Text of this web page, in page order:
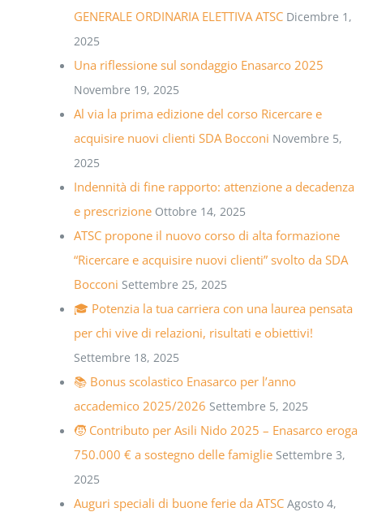
GENERALE ORDINARIA ELETTIVA ATSC Dicembre 1,
2025
Una riflessione sul sondaggio Enasarco 2025
Novembre 19, 2025
Al via la prima edizione del corso Ricercare e
acquisire nuovi clienti SDA Bocconi Novembre 5,
2025
Indennità di fine rapporto: attenzione a decadenza
e prescrizione Ottobre 14, 2025
ATSC propone il nuovo corso di alta formazione
“Ricercare e acquisire nuovi clienti” svolto da SDA
Bocconi Settembre 25, 2025
🎓 Potenzia la tua carriera con una laurea pensata
per chi vive di relazioni, risultati e obiettivi!
Settembre 18, 2025
📚 Bonus scolastico Enasarco per l’anno
accademico 2025/2026 Settembre 5, 2025
🧒 Contributo per Asili Nido 2025 – Enasarco eroga
750.000 € a sostegno delle famiglie Settembre 3,
2025
Auguri speciali di buone ferie da ATSC Agosto 4,